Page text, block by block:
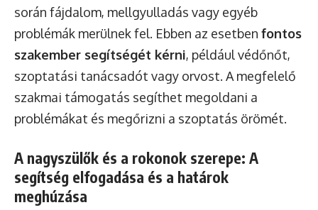
során fájdalom, mellgyulladás vagy egyéb
problémák merülnek fel. Ebben az esetben fontos
szakember segítségét kérni, például védőnőt,
szoptatási tanácsadót vagy orvost. A megfelelő
szakmai támogatás segíthet megoldani a
problémákat és megőrizni a szoptatás örömét.
A nagyszülők és a rokonok szerepe: A
segítség elfogadása és a határok
meghúzása